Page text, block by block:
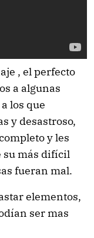
, el perfecto
a algunas
los que
y desastroso,
y les
su más difícil
fueran mal.
elementos,
ser mas